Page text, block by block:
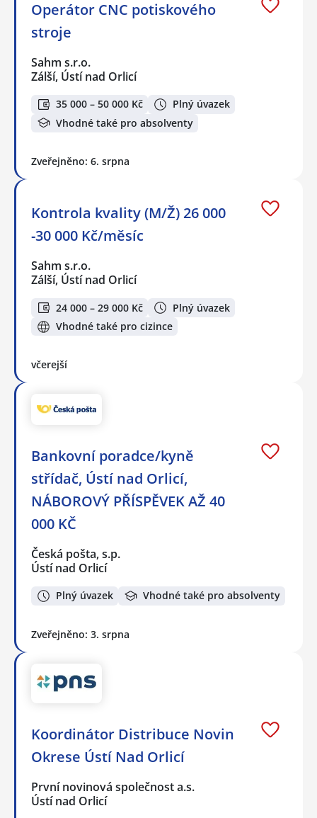
Operátor CNC potiskového
stroje
Sahm s.r.o.
Zálší, Ústí nad Orlicí
35 000 – 50 000 Kč
Plný úvazek
Vhodné také pro absolventy
Zveřejněno: 6. srpna
Kontrola kvality (M/Ž) 26 000
-30 000 Kč/měsíc
Sahm s.r.o.
Zálší, Ústí nad Orlicí
24 000 – 29 000 Kč
Plný úvazek
Vhodné také pro cizince
včerejší
Bankovní poradce/kyně
střídač, Ústí nad Orlicí,
NÁBOROVÝ PŘÍSPĚVEK AŽ 40
000 KČ
Česká pošta, s.p.
Ústí nad Orlicí
Plný úvazek Vhodné také pro absolventy
Zveřejněno: 3. srpna
Koordinátor Distribuce Novin
Okrese Ústí Nad Orlicí
První novinová společnost a.s.
Ústí nad Orlicí